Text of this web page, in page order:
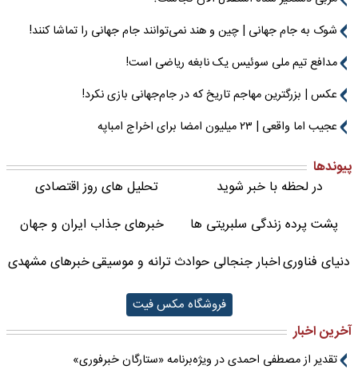
شوک به جام جهانی | چین و هند نمی‌توانند جام جهانی را تماشا کنند!
مدافع تیم ملی سوئیس یک نابغه ریاضی است!
عکس | بزرگترین مهاجم تاریخ که در جام‌جهانی بازی نکرد!
عجیب اما واقعی | ۲۳ میلیون امضا برای اخراج امباپه
پیوندها
در لحظه با خبر شوید
تحلیل های روز اقتصادی
پشت پرده زندگی سلبریتی ها
خبرهای جذاب ایران و جهان
دنیای فناوریاخبار جنجالی حوادثترانه و موسیقیخبرهای مشهدی
فروشگاه مکس فیت
آخرین اخبار
تقدیر از مصطفی احمدی در ویژه‌برنامه «ستارگان خبرفوری»